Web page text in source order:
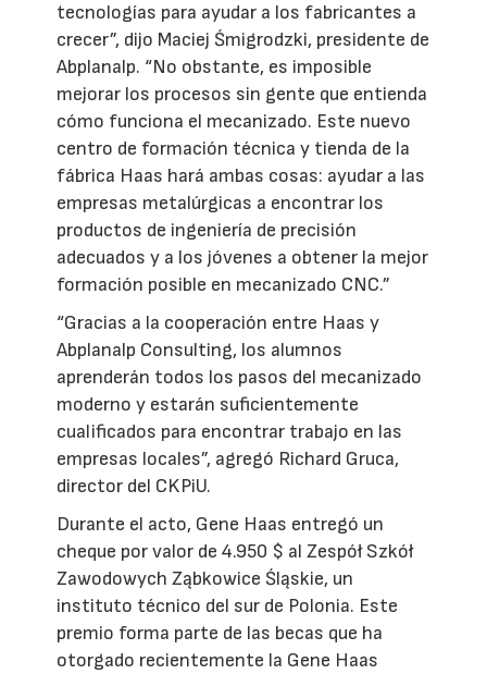
tecnologías para ayudar a los fabricantes a
crecer”, dijo Maciej Śmigrodzki, presidente de
Abplanalp. “No obstante, es imposible
mejorar los procesos sin gente que entienda
cómo funciona el mecanizado. Este nuevo
centro de formación técnica y tienda de la
fábrica Haas hará ambas cosas: ayudar a las
empresas metalúrgicas a encontrar los
productos de ingeniería de precisión
adecuados y a los jóvenes a obtener la mejor
formación posible en mecanizado CNC.”
“Gracias a la cooperación entre Haas y
Abplanalp Consulting, los alumnos
aprenderán todos los pasos del mecanizado
moderno y estarán suficientemente
cualificados para encontrar trabajo en las
empresas locales”, agregó Richard Gruca,
director del CKPiU.
Durante el acto, Gene Haas entregó un
cheque por valor de 4.950 $ al Zespół Szkół
Zawodowych Ząbkowice Śląskie, un
instituto técnico del sur de Polonia. Este
premio forma parte de las becas que ha
otorgado recientemente la Gene Haas